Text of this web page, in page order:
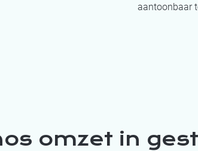
aantoonbaar
omzet in